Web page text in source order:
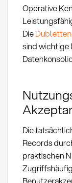
Operative
Die
sind wichtige
Die
Records
praktischen